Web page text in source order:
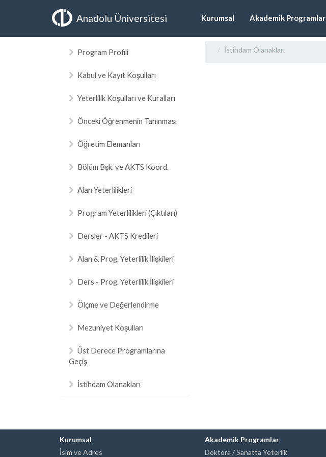
Anadolu Üniversitesi Kurumsal Akademik Programlar
Program Profili
Kabul ve Kayıt Koşulları
Yeterlilik Koşulları ve Kuralları
Önceki Öğrenmenin Tanınması
Öğretim Elemanları
Bölüm Bşk. ve AKTS Koord.
Alan Yeterlilikleri
Program Yeterlilikleri (Çıktıları)
Dersler - AKTS Kredileri
Alan & Prog. Yeterlilik İlişkileri
Ders - Prog. Yeterlilik İlişkileri
Ölçme ve Değerlendirme
Mezuniyet Koşulları
Üst Derece Programlarına
Geçiş
İstihdam Olanakları
İstihdam Olanakları
Kurumsal
İsim ve Adres
Akademik Programlar
Doktora / Sanatta Yeterlik